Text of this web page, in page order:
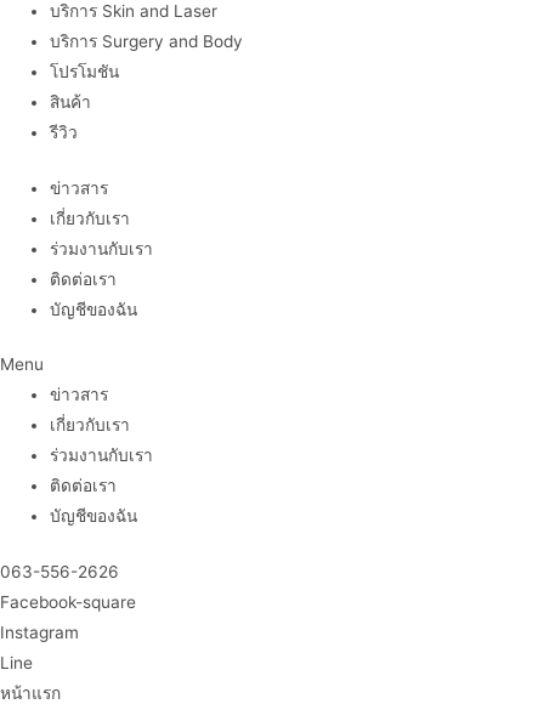
บริการ Skin and Laser
บริการ Surgery and Body
โปรโมชัน
สินค้า
รีวิว
ข่าวสาร
เกี่ยวกับเรา
ร่วมงานกับเรา
ติดต่อเรา
บัญชีของฉัน
Menu
ข่าวสาร
เกี่ยวกับเรา
ร่วมงานกับเรา
ติดต่อเรา
บัญชีของฉัน
063-556-2626
Facebook-square
Instagram
Line
หน้าแรก